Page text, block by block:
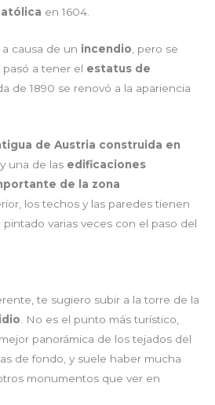
en 1604.
causa de un incendio , pero se
pasó a tener el estatus de
de 1890 se renovó a la apariencia
de Austria construida en
y una de las edificaciones
de la zona
los techos y las paredes tienen
varias veces con el paso del
te sugiero subir a la torre de la
. No es el punto más turístico,
panorámica de los tejados del
de fondo, y suele haber mucha
monumentos que ver en